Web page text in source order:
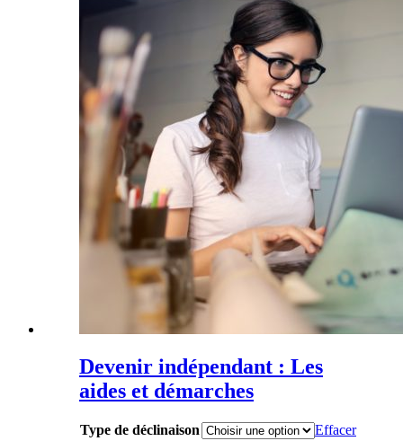
Devenir indépendant : Les
aides et démarches
Type de déclinaison Effacer